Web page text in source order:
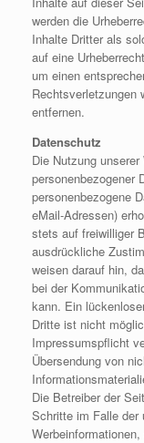
werden die
Inhalte Dritter als
auf eine
um einen
Rechtsverletzungen
entfernen.
Datenschutz
Die Nutzung
personenbezogener
personenbezogene
eMail-Adressen)
stets auf freiwilliger
ausdrückliche
weisen darauf hin,
bei der
kann. Ein
Dritte ist nicht
Impressumspflicht
Übersendung von
Die Betreiber der
Schritte im Falle der